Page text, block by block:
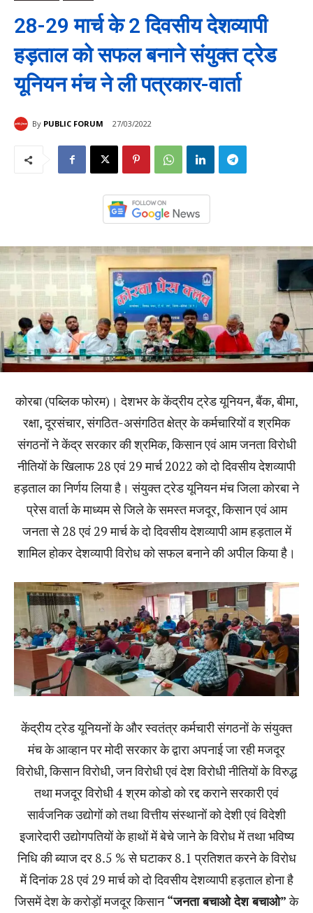
28-29 मार्च के 2 दिवसीय देशव्यापी
हड़ताल को सफल बनाने संयुक्त ट्रेड
यूनियन मंच ने ली पत्रकार-वार्ता
By PUBLIC FORUM 27/03/2022
कोरबा (पब्लिक फोरम)। देशभर के केंद्रीय ट्रेड यूनियन, बैंक, बीमा,
रक्षा, दूरसंचार, संगठित-असंगठित क्षेत्र के कर्मचारियों व श्रमिक
संगठनों ने केंद्र सरकार की श्रमिक, किसान एवं आम जनता विरोधी
नीतियों के खिलाफ 28 एवं 29 मार्च 2022 को दो दिवसीय देशव्यापी
हड़ताल का निर्णय लिया है। संयुक्त ट्रेड यूनियन मंच जिला कोरबा ने
प्रेस वार्ता के माध्यम से जिले के समस्त मजदूर, किसान एवं आम
जनता से 28 एवं 29 मार्च के दो दिवसीय देशव्यापी आम हड़ताल में
शामिल होकर देशव्यापी विरोध को सफल बनाने की अपील किया है।
केंद्रीय ट्रेड यूनियनों के और स्वतंत्र कर्मचारी संगठनों के संयुक्त
मंच के आव्हान पर मोदी सरकार के द्वारा अपनाई जा रही मजदूर
विरोधी, किसान विरोधी, जन विरोधी एवं देश विरोधी नीतियों के विरुद्ध
तथा मजदूर विरोधी 4 श्रम कोडो को रद्द कराने सरकारी एवं
सार्वजनिक उद्योगों को तथा वित्तीय संस्थानों को देशी एवं विदेशी
इजारेदारी उद्योगपतियों के हाथों में बेचे जाने के विरोध में तथा भविष्य
निधि की ब्याज दर 8.5 % से घटाकर 8.1 प्रतिशत करने के विरोध
में दिनांक 28 एवं 29 मार्च को दो दिवसीय देशव्यापी हड़ताल होना है
जिसमें देश के करोड़ों मजदूर किसान“जनता बचाओ देश बचाओ”के